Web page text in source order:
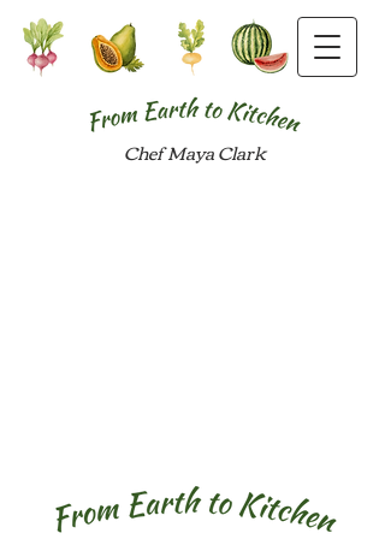
Chef Maya Clark